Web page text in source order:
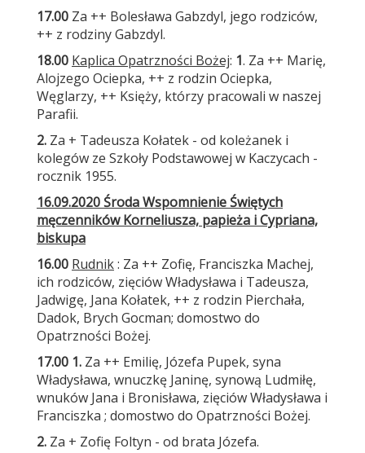
17.00 Za ++ Bolesława Gabzdyl, jego rodziców,
++ z rodziny Gabzdyl.
18.00 Kaplica Opatrzności Bożej: 1. Za ++ Marię,
Alojzego Ociepka, ++ z rodzin Ociepka,
Węglarzy, ++ Księży, którzy pracowali w naszej
Parafii.
2. Za + Tadeusza Kołatek - od koleżanek i
kolegów ze Szkoły Podstawowej w Kaczycach -
rocznik 1955.
16.09.2020 ŚrodaWspomnienie Świętych
męczenników Korneliusza, papieża i Cypriana,
biskupa
16.00 Rudnik: Za ++ Zofię, Franciszka Machej,
ich rodziców, zięciów Władysława i Tadeusza,
Jadwigę, Jana Kołatek, ++ z rodzin Pierchała,
Dadok, Brych Gocman; domostwo do
Opatrzności Bożej.
17.00 1. Za ++ Emilię, Józefa Pupek, syna
Władysława, wnuczkę Janinę, synową Ludmiłę,
wnuków Jana i Bronisława, zięciów Władysława i
Franciszka ; domostwo do Opatrzności Bożej.
2. Za + Zofię Foltyn - od brata Józefa.